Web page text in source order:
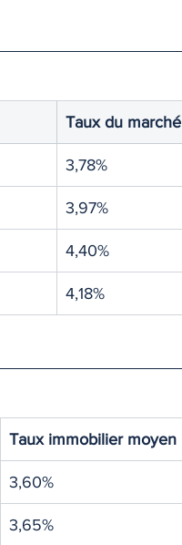
Taux du marché
3,78%
3,97%
4,40%
4,18%
Taux immobilier moyen
3,60%
3,65%